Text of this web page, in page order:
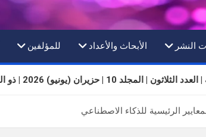
النشر الأبحاث والأعداد للمؤلفين
الثلاثون | المجلد 10 | حزيران (يونيو) 2026 | ذو الحجة 1447
الرئيسية للذكاء الاصطناعي